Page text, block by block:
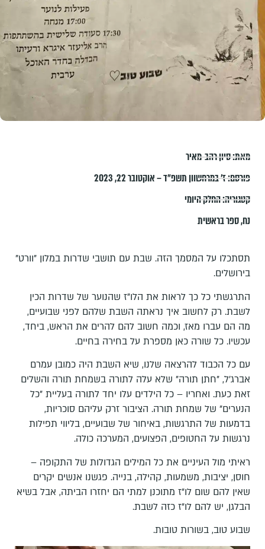
מאת:סיון רהב-מאיר
פורסם:ז׳ במרחשוון תשפ״ד – אוקטובר 22, 2023
קטגוריה:החלק היומי
נח,ספר בראשית
תסתכלו על המסמך הזה. שבת עם תושבי שדרות במלון "וורט"
בירושלים.
התרגשתי כל כך לראות את הלו"ז שהנוער של שדרות הכין
לשבת. רק לחשוב איך נראתה השבת שלהם לפני שבועיים,
מה הם עברו מאז, וכמה חשוב להם להרים את הראש, ביחד,
עכשיו. כל שורה כאן מספרת על בחירה בחיים.
עם כל הכבוד להרצאה שלנו, שיא השבת היה כמובן עמרם
אברג'ל, "חתן תורה" שלא עלה לתורה בשמחת תורה והשלים
זאת כעת. ואחריו – כל הילדים עלו יחד לתורה בעליית "כל
הנערים" של שמחת תורה. הציבור זרק עליהם סוכריות,
בדמעות של התרגשות, באיחור של שבועיים, בליווי תפילות
נרגשות על החטופים, הפצועים, המערכה כולה.
ראיתי מול העיניים את כל המילים הגדולות של התקופה –
חוסן, יציבות, משמעות, קהילה, בנייה. פגשנו אנשים יקרים
שאין להם שום לו"ז מתוכנן למתי הם יחזרו הביתה, אבל בשיא
הבלגן, יש להם לו"ז כזה לשבת.
שבוע טוב, בשורות טובות.